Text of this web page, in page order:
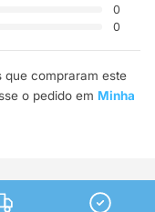
0
0
que compraram este
o pedido em Minha